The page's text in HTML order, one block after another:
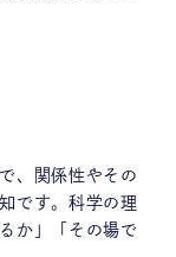
、関係性やその
です。科学の理
か」「その場で